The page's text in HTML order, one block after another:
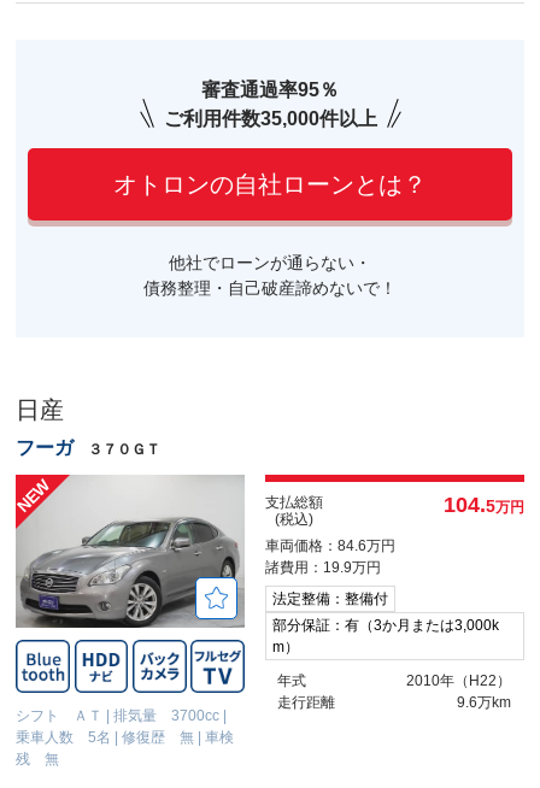
審査通過率95％
ご利用件数35,000件以上
オトロンの自社ローンとは？
他社でローンが通らない・
債務整理・自己破産諦めないで！
日産
フーガ ３７０ＧＴ
シフト ＡＴ |排気量 3700cc
乗車人数 5名
|修復歴 無 |車検
残 無
支払総額
(税込)
104.5万円
車両価格：84.6万円
諸費用：19.9万円
法定整備：整備付
部分保証：有（3か月または3,000k
m）
年式
2010年（H22）
走行距離
9.6万km